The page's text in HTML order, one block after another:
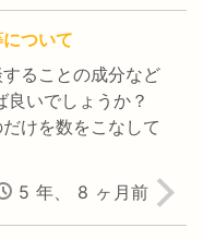
ついて
ることの成分など
いでしょうか？
けを数をこなして
5 年、 8 ヶ月前